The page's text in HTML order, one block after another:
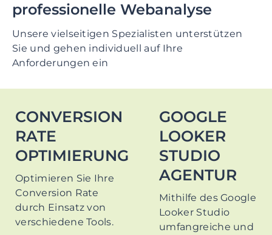
professionelle Webanalyse
Unsere vielseitigen Spezialisten unterstützen
Sie und gehen individuell auf Ihre
Anforderungen ein
CONVERSION
RATE
OPTIMIERUNG
Optimieren Sie Ihre
Conversion Rate
durch Einsatz von
verschiedene Tools.
GOOGLE
LOOKER
STUDIO
AGENTUR
Mithilfe des Google
Looker Studio
umfangreiche und